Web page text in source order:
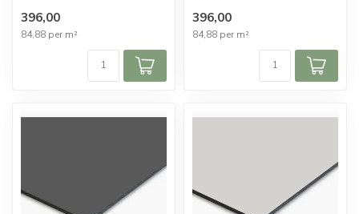
396,00
84,88 per m²
396,00
84,88 per m²